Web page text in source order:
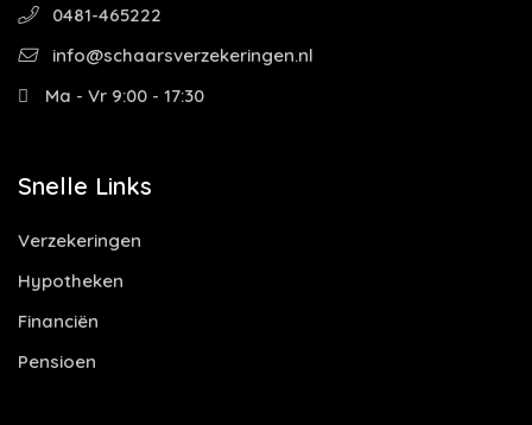
0481-465222
info@schaarsverzekeringen.nl
Ma - Vr 9:00 - 17:30
Snelle Links
Verzekeringen
Hypotheken
Financiën
Pensioen